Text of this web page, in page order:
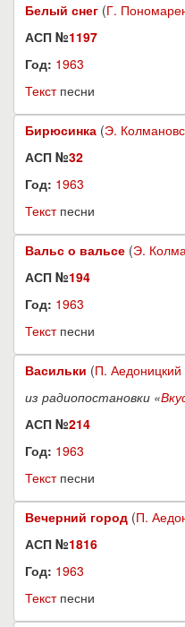
Белый снег (Г.
АСП №1197
Год: 1963
Текстпесни
Бирюсинка (Э.
АСП №32
Год: 1963
Текстпесни
Вальс о вальсе (Э.
АСП №194
Год: 1963
Текстпесни
Васильки (П. Аедоницкий
из радиопостановки «
АСП №214
Год: 1963
Текстпесни
Вечерний город (П.
АСП №1816
Год: 1963
Текстпесни